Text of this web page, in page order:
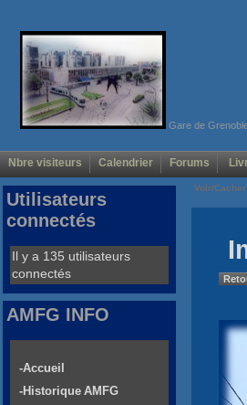
Gare de
Nbre visiteurs Calendrier Forums
Voir/
Utilisateurs
connectés
Il y a 135 utilisateurs
connectés
AMFG INFO
-Accueil
-Historique AMFG